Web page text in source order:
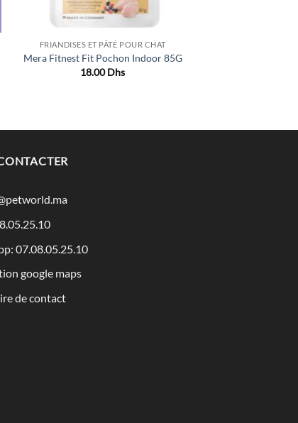
FRIANDISES ET PÂTÉ POUR CHAT
Mera Fitnest Fit Pochon Indoor 85G
18.00Dhs
07.08.05.25.10
google maps
de contact